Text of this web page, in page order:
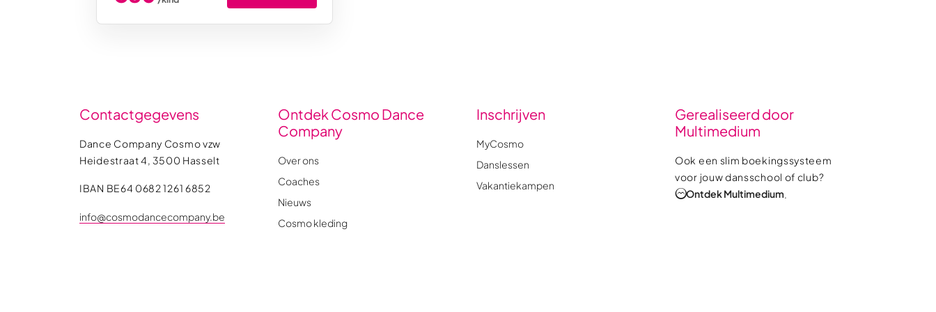
Contactgegevens
Dance Company Cosmo vzw
Heidestraat 4, 3500 Hasselt
IBAN BE64 0682 1261 6852
info@cosmodancecompany.be
Ontdek Cosmo Dance
Company
Over ons
Coaches
Nieuws
Cosmo kleding
Inschrijven
MyCosmo
Danslessen
Vakantiekampen
Gerealiseerd door
Multimedium
Ook een slim boekingssysteem
voor jouw dansschool of club?
Ontdek Multimedium.